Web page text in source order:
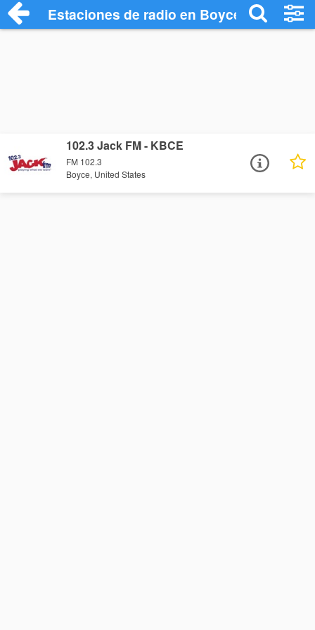
Estaciones de radio en Boyce -
102.3 Jack FM - KBCE
FM 102.3
Boyce, United States